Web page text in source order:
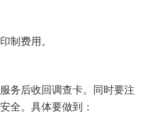
费用。
后收回调查卡。同时要注
全。具体要做到：